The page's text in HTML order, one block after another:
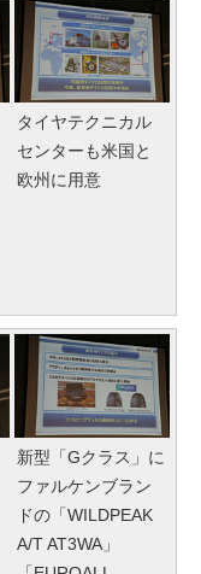
タイヤテクニカル
センターも米国と
欧州に用意
新型「Gクラス」に
ファルケンブラン
ドの「WILDPEAK
A/T AT3WA」